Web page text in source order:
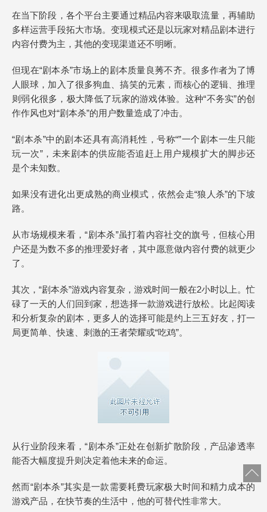
在当下阶段，各个平台主要通过精品内容来吸取流量，再辅助
多样运营手段拓大市场。变现模式还是以玩家对精品剧本进行
内容付费为主，其他的变现渠道还不明晰。
但现在“剧本杀”市场上的剧本质量良莠不齐。很多作者为了博
人眼球，加入了很多狗血、搞笑的元素，而核心的逻辑、推理
则弱化很多，极大降低了玩家的游戏体验。这种“不务实”的创
作作风也对“剧本杀”的用户数量造成了冲击。
“剧本杀”中的剧本还具有高消耗性，号称“”一个剧本一生只能
玩一次”，未来剧本的供应能否追赶上用户规模扩大的脚步还
是个未知数。
如果没有进化出更成熟的商业模式，依然会走“狼人杀”的下坡
路。
从市场规模来看，“剧本杀”虽打着内容社交的旗号，但核心用
户还是为数不多的推理爱好者，其中愿意做内容付费的就更少
了。
其次，“剧本杀”游戏内容复杂，游戏时间一般在2小时以上。忙
碌了一天的人们回到家，想选择一款游戏进行放松。比起阅读
和分析复杂的剧本，更多人的选择可能是约上三五好友，打一
局更简单、快速、刺激的王者荣耀或“吃鸡”。
从行业阶段来看，“剧本杀”正处在创新扩散阶段，产品渗透率
能否大幅度提升则决定着他未来的命运。
然而“剧本杀”其实是一款需要耗费玩家极大时间和精力成本的
游戏产品，在快节奏的生活中，他的可替代性非常大。